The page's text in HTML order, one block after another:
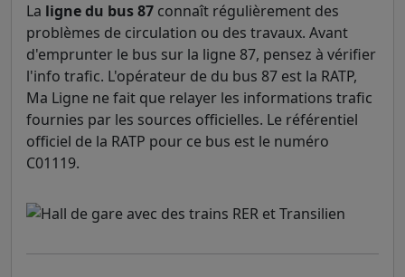
La ligne du bus 87 connaît régulièrement des
problèmes de circulation ou des travaux. Avant
d'emprunter le bus sur la ligne 87, pensez à vérifier
l'info trafic. L'opérateur de du bus 87 est la RATP,
Ma Ligne ne fait que relayer les informations trafic
fournies par les sources officielles. Le référentiel
officiel de la RATP pour ce bus est le numéro
C01119.